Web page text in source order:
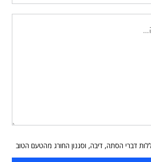
דברי הסתה, דיבה, וסגנון החורג מהטעם הטוב